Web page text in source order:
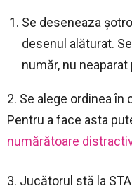
Se deseneaza
desenul alăturat.
număr, nu neaparat
2. Se alege ordinea
Pentru a face asta
numărătoare
3. Jucătorul stă la